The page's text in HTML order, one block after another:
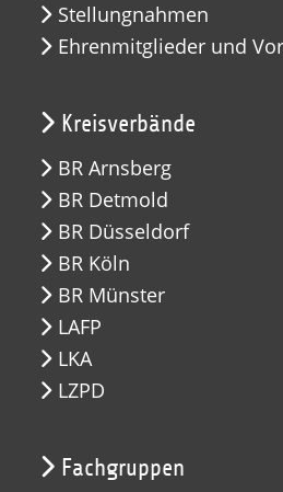
Stellungnahmen
Ehrenmitglieder und
Kreisverbände
BR Arnsberg
BR Detmold
BR Düsseldorf
BR Köln
BR Münster
LAFP
LKA
LZPD
Fachgruppen